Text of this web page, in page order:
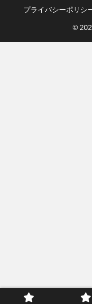
プライバシーポリシ
©